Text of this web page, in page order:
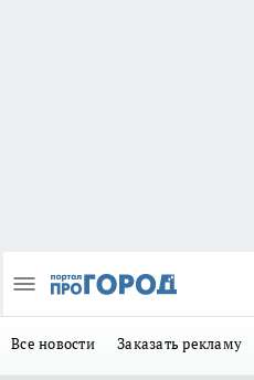
Все новости Заказать рекламу